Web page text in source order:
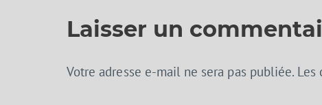
Laisser un
Votre adresse e-mail ne sera pas publiée. Les